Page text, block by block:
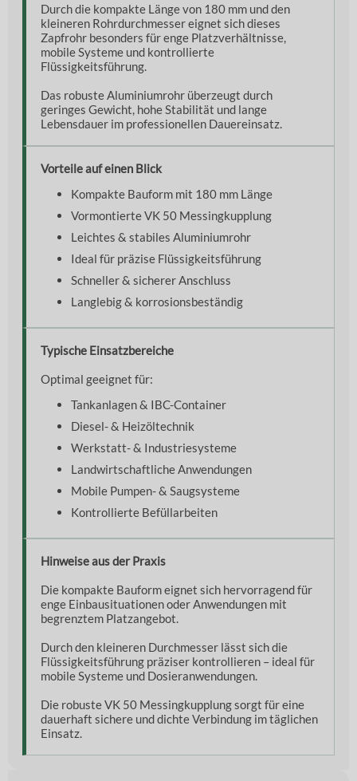
Durch die kompakte Länge von 180 mm und den
kleineren Rohrdurchmesser eignet sich dieses
Zapfrohr besonders für enge Platzverhältnisse,
mobile Systeme und kontrollierte
Flüssigkeitsführung.
Das robuste Aluminiumrohr überzeugt durch
geringes Gewicht, hohe Stabilität und lange
Lebensdauer im professionellen Dauereinsatz.
Vorteile auf einen Blick
Kompakte Bauform mit 180 mm Länge
Vormontierte VK 50 Messingkupplung
Leichtes & stabiles Aluminiumrohr
Ideal für präzise Flüssigkeitsführung
Schneller & sicherer Anschluss
Langlebig & korrosionsbeständig
Typische Einsatzbereiche
Optimal geeignet für:
Tankanlagen & IBC-Container
Diesel- & Heizöltechnik
Werkstatt- & Industriesysteme
Landwirtschaftliche Anwendungen
Mobile Pumpen- & Saugsysteme
Kontrollierte Befüllarbeiten
Hinweise aus der Praxis
Die kompakte Bauform eignet sich hervorragend für
enge Einbausituationen oder Anwendungen mit
begrenztem Platzangebot.
Durch den kleineren Durchmesser lässt sich die
Flüssigkeitsführung präziser kontrollieren – ideal für
mobile Systeme und Dosieranwendungen.
Die robuste VK 50 Messingkupplung sorgt für eine
dauerhaft sichere und dichte Verbindung im täglichen
Einsatz.